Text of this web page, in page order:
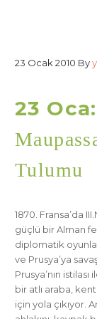
23 Ocak 2010 By
23
Tulumu
1870. Fransa’da
güçlü bir Alman
diplomatik
ve Prusya’ya
Prusya’nın
bir atlı araba,
için yola çıkıyor.